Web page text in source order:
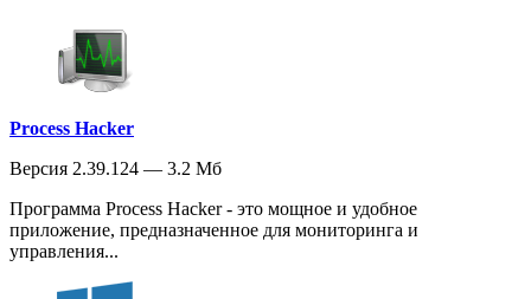
Process Hacker
Версия 2.39.124 — 3.2 Мб
Программа Process Hacker - это мощное и удобное
приложение, предназначенное для мониторинга и
управления...